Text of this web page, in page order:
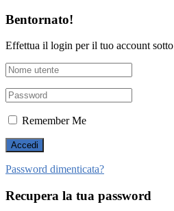
Bentornato!
Effettua il login per il tuo account sotto
Remember Me
Password dimenticata?
Recupera la tua password